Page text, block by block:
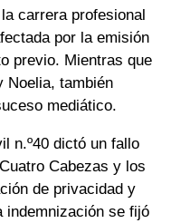
carrera profesional
por la emisión
previo. Mientras que
Noelia, también
mediático.
n.º40 dictó un fallo
Cabezas y los
de privacidad y
indemnización se fijó